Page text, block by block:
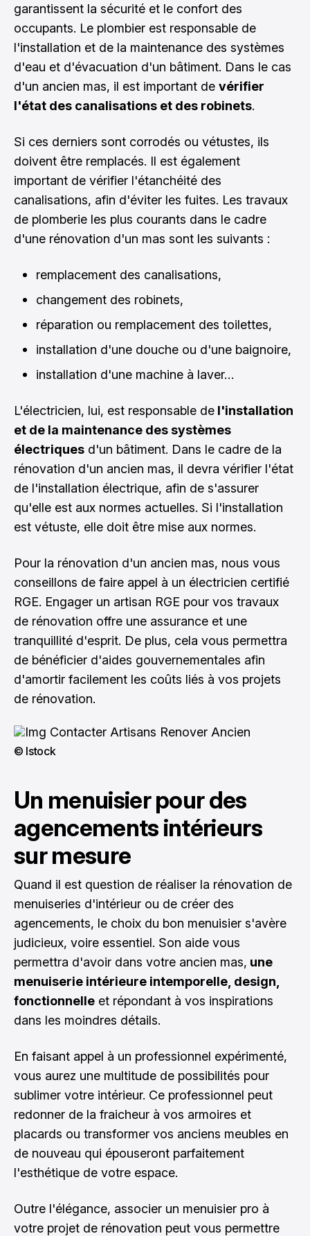
garantissent la sécurité et le confort des
occupants. Le plombier est responsable de
l'installation et de la maintenance des systèmes
d'eau et d'évacuation d'un bâtiment. Dans le cas
d'un ancien mas, il est important de vérifier
l'état des canalisations et des robinets.
Si ces derniers sont corrodés ou vétustes, ils
doivent être remplacés. Il est également
important de vérifier l'étanchéité des
canalisations, afin d'éviter les fuites. Les travaux
de plomberie les plus courants dans le cadre
d'une rénovation d'un mas sont les suivants :
remplacement des canalisations,
changement des robinets,
réparation ou remplacement des toilettes,
installation d'une douche ou d'une baignoire,
installation d'une machine à laver…
L'électricien, lui, est responsable de l'installation
et de la maintenance des systèmes
électriques d'un bâtiment. Dans le cadre de la
rénovation d'un ancien mas, il devra vérifier l'état
de l'installation électrique, afin de s'assurer
qu'elle est aux normes actuelles. Si l'installation
est vétuste, elle doit être mise aux normes.
Pour la rénovation d'un ancien mas, nous vous
conseillons de faire appel à un électricien certifié
RGE. Engager un artisan RGE pour vos travaux
de rénovation offre une assurance et une
tranquillité d'esprit. De plus, cela vous permettra
de bénéficier d'aides gouvernementales afin
d'amortir facilement les coûts liés à vos projets
de rénovation.
© Istock
Un menuisier pour des
agencements intérieurs
sur mesure
Quand il est question de réaliser la rénovation de
menuiseries d'intérieur ou de créer des
agencements, le choix du bon menuisier s'avère
judicieux, voire essentiel. Son aide vous
permettra d'avoir dans votre ancien mas, une
menuiserie intérieure intemporelle, design,
fonctionnelle et répondant à vos inspirations
dans les moindres détails.
En faisant appel à un professionnel expérimenté,
vous aurez une multitude de possibilités pour
sublimer votre intérieur. Ce professionnel peut
redonner de la fraicheur à vos armoires et
placards ou transformer vos anciens meubles en
de nouveau qui épouseront parfaitement
l'esthétique de votre espace.
Outre l'élégance, associer un menuisier pro à
votre projet de rénovation peut vous permettre